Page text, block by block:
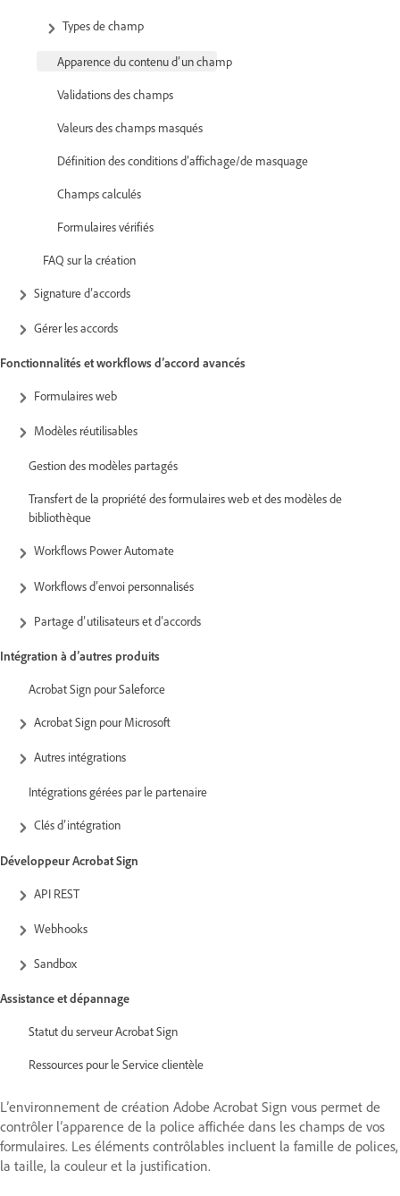
Types de champ
Apparence du contenu d’un champ
Validations des champs
Valeurs des champs masqués
Définition des conditions d’affichage/de masquage
Champs calculés
Formulaires vérifiés
FAQ sur la création
Signature d’accords
Gérer les accords
Fonctionnalités et workflows d’accord avancés
Formulaires web
Modèles réutilisables
Gestion des modèles partagés
Transfert de la propriété des formulaires web et des modèles de
bibliothèque
Workflows Power Automate
Workflows d’envoi personnalisés
Partage d’utilisateurs et d’accords
Intégration à d’autres produits
Acrobat Sign pour Saleforce
Acrobat Sign pour Microsoft
Autres intégrations
Intégrations gérées par le partenaire
Clés d’intégration
Développeur Acrobat Sign
API REST
Webhooks
Sandbox
Assistance et dépannage
Statut du serveur Acrobat Sign
Ressources pour le Service clientèle
L’environnement de création Adobe Acrobat Sign vous permet de
contrôler l’apparence de la police affichée dans les champs de vos
formulaires. Les éléments contrôlables incluent la famille de polices,
la taille, la couleur et la justification.